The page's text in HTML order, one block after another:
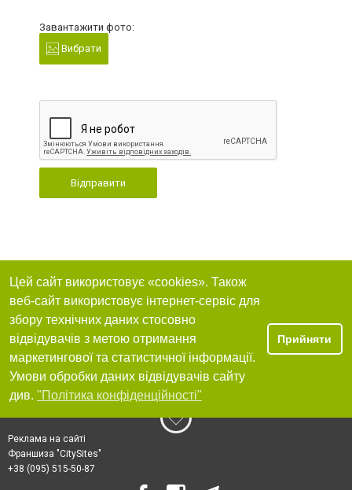
Завантажити фото:
Вибрати
Відправити
Цей сайт використовує «cookies». Також
веб-сайт використовує інтернет-сервіс для
збору технічних даних стосовно
відвідувачів з метою отримання
маркетингової та статистичної інформації.
Умови обробки даних відвідувачів сайту
див. "Політика конфіденційності"
Прийняти
Реклама на сайті
Франшиза "CitySites"
+38 (095) 515-50-87